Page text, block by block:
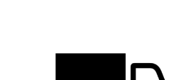
Les
options